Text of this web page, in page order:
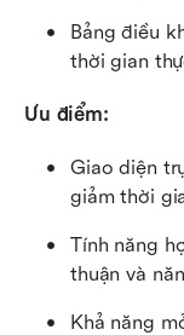
Bảng điều
thời gian
Ưu điểm:
Giao diện
giảm thời
Tính năng
thuận và
Khả năng